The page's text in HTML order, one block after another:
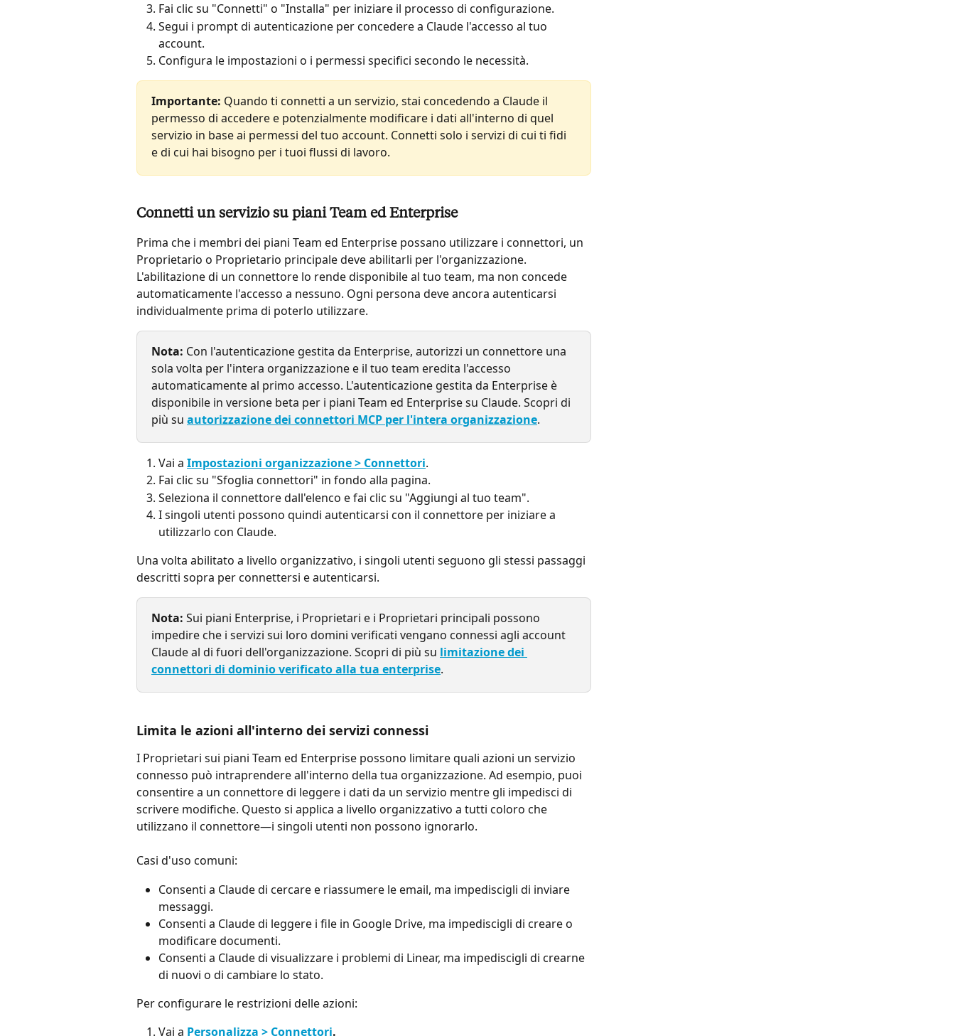
Fai clic su "Connetti" o "Installa" per iniziare il processo di configurazione.
Segui i prompt di autenticazione per concedere a Claude l'accesso al tuo
account.
Configura le impostazioni o i permessi specifici secondo le necessità.
Importante: Quando ti connetti a un servizio, stai concedendo a Claude il
permesso di accedere e potenzialmente modificare i dati all'interno di quel
servizio in base ai permessi del tuo account. Connetti solo i servizi di cui ti fidi
e di cui hai bisogno per i tuoi flussi di lavoro.
Connetti un servizio su piani Team ed Enterprise
Prima che i membri dei piani Team ed Enterprise possano utilizzare i connettori, un
Proprietario o Proprietario principale deve abilitarli per l'organizzazione.
L'abilitazione di un connettore lo rende disponibile al tuo team, ma non concede
automaticamente l'accesso a nessuno. Ogni persona deve ancora autenticarsi
individualmente prima di poterlo utilizzare.
Nota: Con l'autenticazione gestita da Enterprise, autorizzi un connettore una
sola volta per l'intera organizzazione e il tuo team eredita l'accesso
automaticamente al primo accesso. L'autenticazione gestita da Enterprise è
disponibile in versione beta per i piani Team ed Enterprise su Claude. Scopri di
più su autorizzazione dei connettori MCP per l'intera organizzazione.
Vai a Impostazioni organizzazione > Connettori.
Fai clic su "Sfoglia connettori" in fondo alla pagina.
Seleziona il connettore dall'elenco e fai clic su "Aggiungi al tuo team".
I singoli utenti possono quindi autenticarsi con il connettore per iniziare a
utilizzarlo con Claude.
Una volta abilitato a livello organizzativo, i singoli utenti seguono gli stessi passaggi
descritti sopra per connettersi e autenticarsi.
Nota: Sui piani Enterprise, i Proprietari e i Proprietari principali possono
impedire che i servizi sui loro domini verificati vengano connessi agli account
Claude al di fuori dell'organizzazione. Scopri di più su limitazione dei
connettori di dominio verificato alla tua enterprise.
Limita le azioni all'interno dei servizi connessi
I Proprietari sui piani Team ed Enterprise possono limitare quali azioni un servizio
connesso può intraprendere all'interno della tua organizzazione. Ad esempio, puoi
consentire a un connettore di leggere i dati da un servizio mentre gli impedisci di
scrivere modifiche. Questo si applica a livello organizzativo a tutti coloro che
utilizzano il connettore—i singoli utenti non possono ignorarlo.
Casi d'uso comuni:
Consenti a Claude di cercare e riassumere le email, ma impediscigli di inviare
messaggi.
Consenti a Claude di leggere i file in Google Drive, ma impediscigli di creare o
modificare documenti.
Consenti a Claude di visualizzare i problemi di Linear, ma impediscigli di crearne
di nuovi o di cambiare lo stato.
Per configurare le restrizioni delle azioni:
Vai a Personalizza > Connettori.